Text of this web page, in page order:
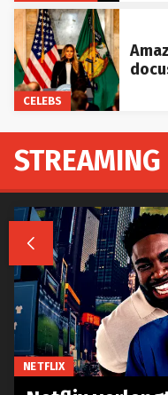
CELEBS

NETFLIX